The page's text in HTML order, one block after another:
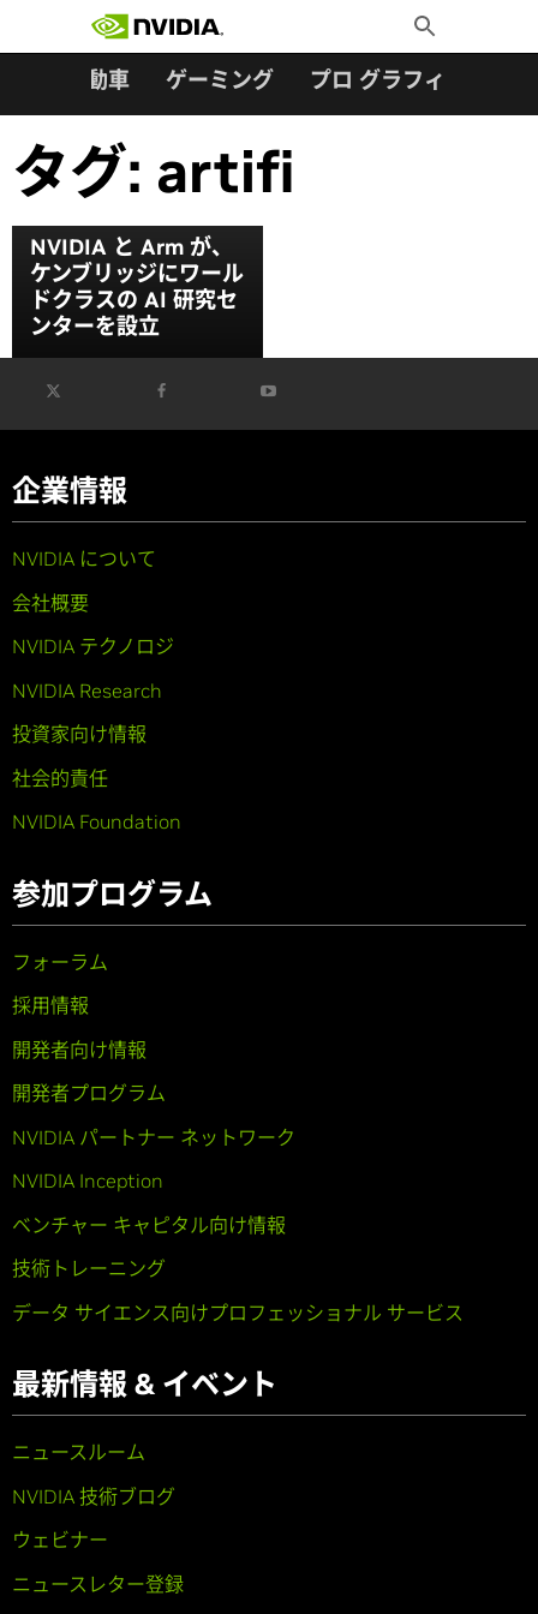
Toggle
Search
自動車 ゲーミング プロ グラフィックス
タグ: artifi
NVIDIA と Arm が、
ケンブリッジにワール
ドクラスの AI 研究セ
ンターを設立
企業情報
NVIDIA について
会社概要
NVIDIA テクノロジ
NVIDIA Research
投資家向け情報
社会的責任
NVIDIA Foundation
参加プログラム
フォーラム
採用情報
開発者向け情報
開発者プログラム
NVIDIA パートナー ネットワーク
NVIDIA Inception
ベンチャー キャピタル向け情報
技術トレーニング
データ サイエンス向けプロフェッショナル サービス
最新情報 & イベント
ニュースルーム
NVIDIA 技術ブログ
ウェビナー
ニュースレター登録